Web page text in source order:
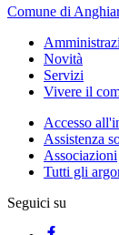
Comune di
Novità
Servizi
Vivere il
Accesso
Assistenza
Associazioni
Tutti gli
Seguici su